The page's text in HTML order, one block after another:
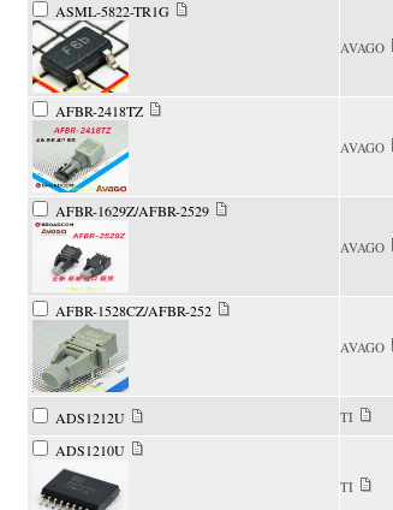
ASML-5822-TR1G
AVAGO
AFBR-2418TZ
AVAGO
AFBR-1629Z/AFBR-2529
AVAGO
AFBR-1528CZ/AFBR-252
AVAGO
ADS1212U TI
ADS1210U
TI